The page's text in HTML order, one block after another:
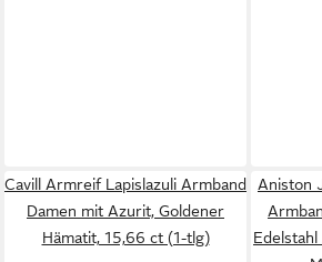
Cavill Armreif Lapislazuli Armband
Damen mit Azurit, Goldener
Hämatit, 15,66 ct (1-tlg)
Aniston